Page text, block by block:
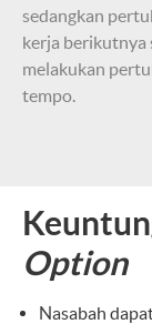
sedangkan
kerja berikutnya
melakukan
tempo.
Option
Nasabah